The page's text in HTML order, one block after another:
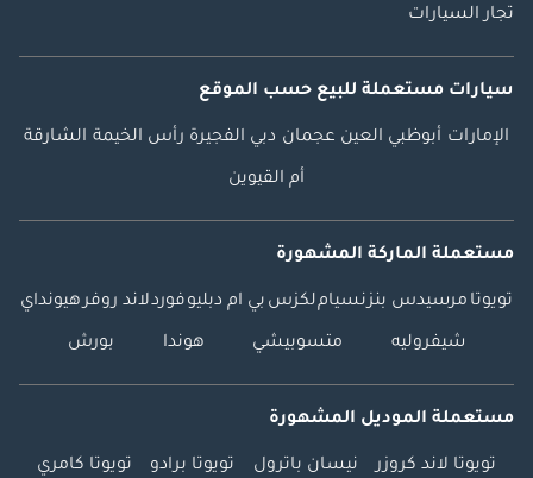
تجار السيارات
سيارات مستعملة للبيع حسب الموقع
الإمارات أبوظبي العين عجمان دبي الفجيرة رأس الخيمة الشارقة
أم القيوين
مستعملة الماركة المشهورة
تويوتا مرسيدس بنزنسياملكزس بي ام دبليوفوردلاند روفرهيونداي
شيفروليه متسوبيشي هوندا بورش
مستعملة الموديل المشهورة
تويوتا لاند كروزر نيسان باترول تويوتا برادو تويوتا كامري